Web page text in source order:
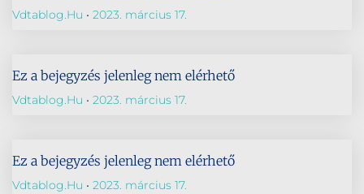
Vdtablog.hu 2023. március 17.
Ez a bejegyzés jelenleg nem elérhető
Vdtablog.hu 2023. március 17.
Ez a bejegyzés jelenleg nem elérhető
Vdtablog.hu 2023. március 17.